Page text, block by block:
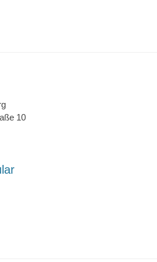
10